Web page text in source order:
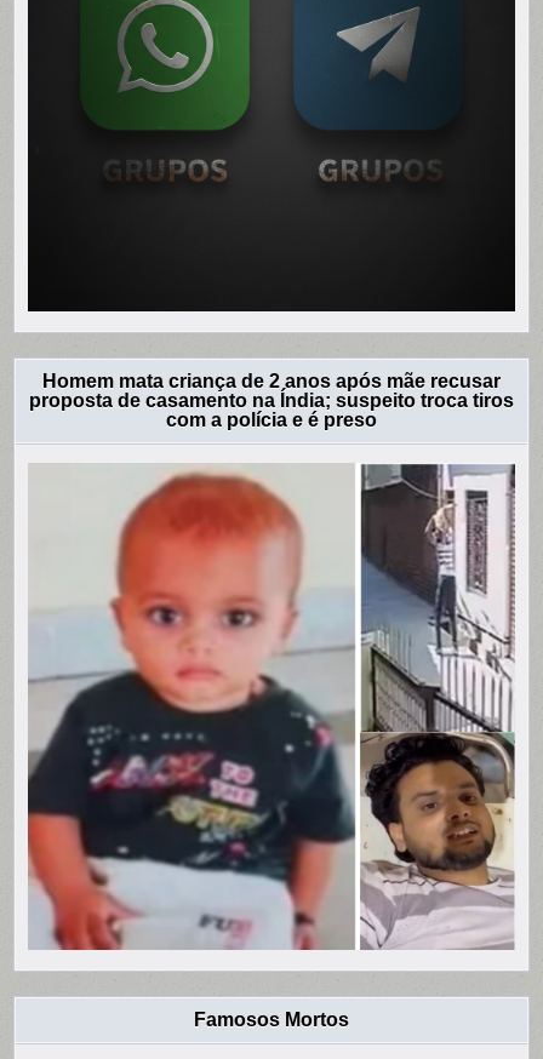
Homem mata criança de 2 anos após mãe recusar
proposta de casamento na Índia; suspeito troca tiros
com a polícia e é preso
Famosos Mortos